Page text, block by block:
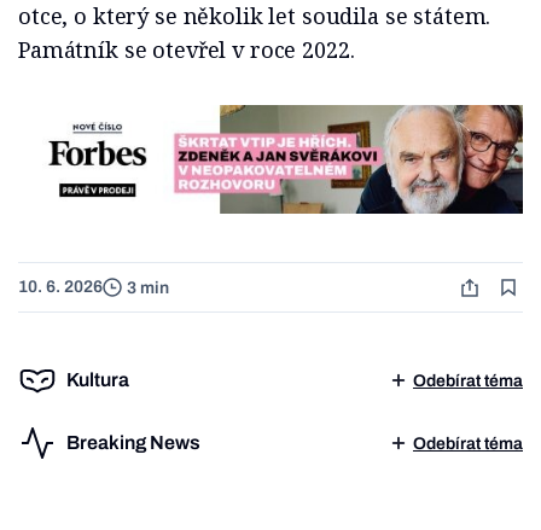
otce, o který se několik let soudila se státem.
Památník se otevřel v roce 2022.
10. 6. 2026 3 min
Kultura Odebírat téma
Breaking News Odebírat téma